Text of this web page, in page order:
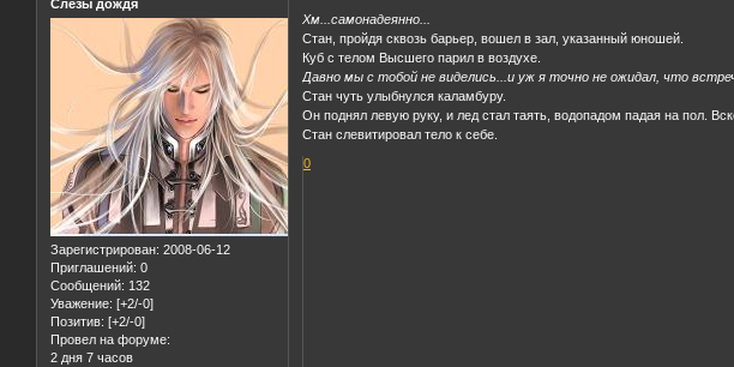
Слёзы дождя
Зарегистрирован: 2008-06-12
Приглашений: 0
Сообщений: 132
Уважение: [+2/-0]
Позитив: [+2/-0]
Провел на форуме:
2 дня 7 часов
Хм...самонадеянно...
Стан, пройдя сквозь барьер, вошел в зал, указанный юношей.
Куб с телом Высшего парил в воздухе.
Давно мы с тобой не виделись...и уж я точно не ожидал, что
Стан чуть улыбнулся каламбуру.
Он поднял левую руку, и лед стал таять, водопадом падая на пол.
Стан слевитировал тело к себе.
0